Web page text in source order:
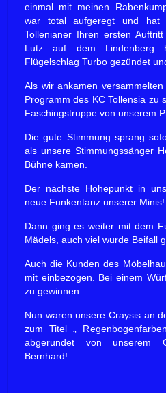
einmal mit meinen
war total aufgeregt und hat
Tollenianer Ihren ersten
Lutz auf dem Lindenberg
Flügelschlag Turbo gezündet
Als wir ankamen
Programm des KC Tollensia zu
Faschingstruppe von unserem
Die gute Stimmung sprang
als unsere Stimmungssänger
Bühne kamen.
Der nächste Höhepunkt in
neue Funkentanz unserer Minis!
Dann ging es weiter mit dem
Mädels, auch viel wurde Beifall
Auch die Kunden des
mit einbezogen. Bei einem
zu gewinnen.
Nun waren unsere Craysis an
zum Titel „
abgerundet von unserem
Bernhard!